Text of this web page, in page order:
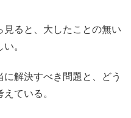
ると、大したことの無い
。
解決すべき問題と、どう
ている。